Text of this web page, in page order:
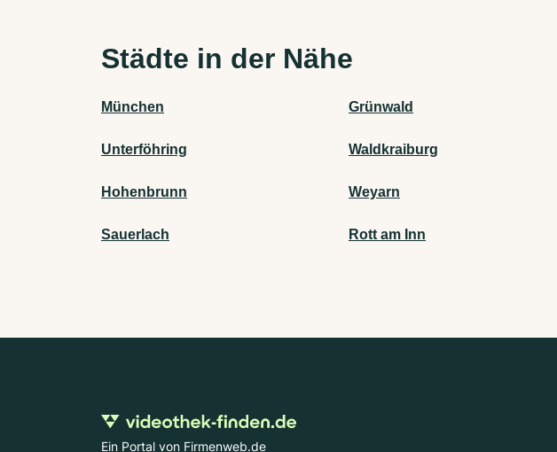
Städte in der Nähe
München Grünwald
Unterföhring Waldkraiburg
Hohenbrunn Weyarn
Sauerlach Rott am Inn
Ein Portal von Firmenweb.de